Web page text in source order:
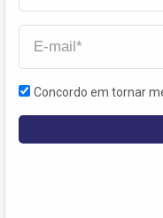
Concordo em tornar